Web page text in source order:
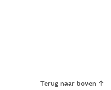
Terug naar boven